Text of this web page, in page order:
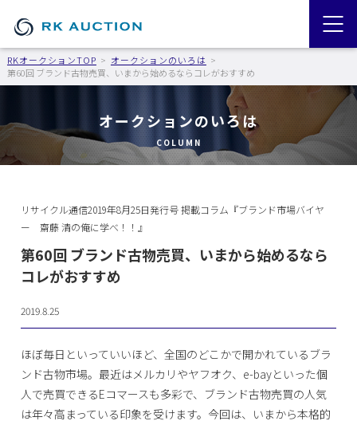
RKオークションTOP
オークションのいろは
第60回 ブランド古物売買、いまから始めるならコレがおすすめ
オークションのいろは
COLUMN
リサイクル通信2019年8月25日発行号 掲載コラム『ブランド市場バイヤ
ー 齋藤 清の俺に学べ！！』
第60回 ブランド古物売買、いまから始めるなら
コレがおすすめ
2019.8.25
ほぼ毎日といっていいほど、全国のどこかで開かれているブラ
ンド古物市場。最近はメルカリやヤフオク、e-bayといった個
人で売買できるEコマースも多彩で、ブランド古物売買の人気
は年々高まっている印象を受けます。今回は、いまから本格的